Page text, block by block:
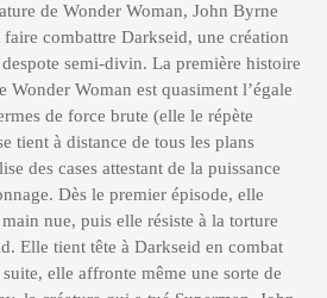
de Wonder Woman, John Byrne
combattre Darkseid, une création
semi-divin. La première histoire
Wonder Woman est quasiment l’égale
de force brute (elle le répète
tient à distance de tous les plans
des cases attestant de la puissance
Dès le premier épisode, elle
nue, puis elle résiste à la torture
Elle tient tête à Darkseid en combat
elle affronte même une sorte de